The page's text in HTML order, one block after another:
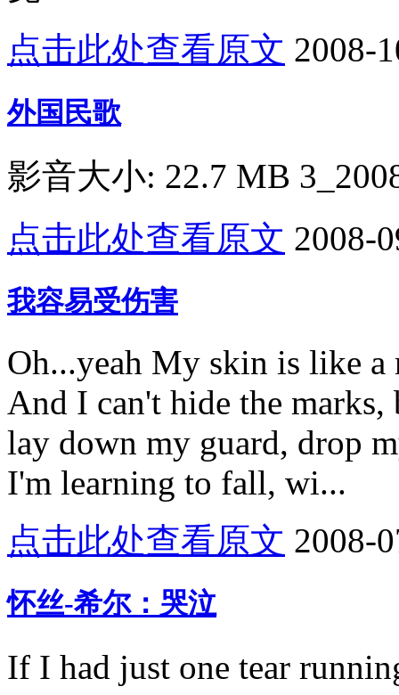
点击此处查看原文 2008-
外国民歌
影音大小: 22.7 MB
点击此处查看原文 2008-
我容易受伤害
Oh...yeah My skin is like a
And I can't hide the
lay down my guard, drop
I'm learning to fall, wi...
点击此处查看原文 2008-
怀丝-希尔：哭泣
If I had just one tear